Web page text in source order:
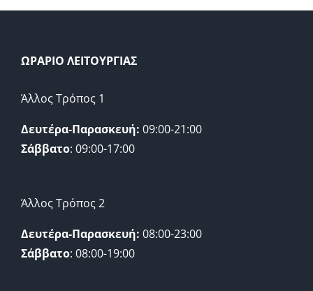
ΩΡΑΡΙΟ ΛΕΙΤΟΥΡΓΙΑΣ
Άλλος Τρόπος 1
Δευτέρα-Παρασκευή: 09:00-21:00
Σάββατο: 09:00-17:00
Άλλος Τρόπος 2
Δευτέρα-Παρασκευή: 08:00-23:00
Σάββατο: 08:00-19:00